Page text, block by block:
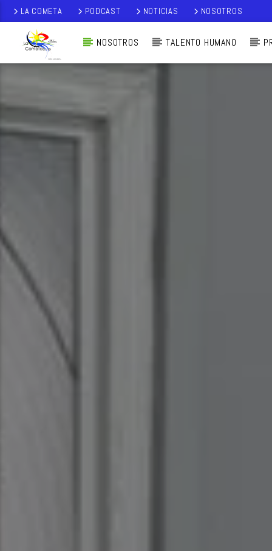
LA COMETA PODCAST NOTICIAS NOSOTROS
NOSOTROS TALENTO HUMANO
VO
LA COMETA,
SEÑALES A CIELO